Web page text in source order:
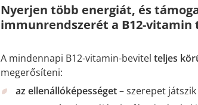
Nyerjen több energiát, és
immunrendszerét a B12-vitamin
A mindennapi B12-vitamin-bevitelteljes
megerősíteni:
az ellenállóképességet– szerepet